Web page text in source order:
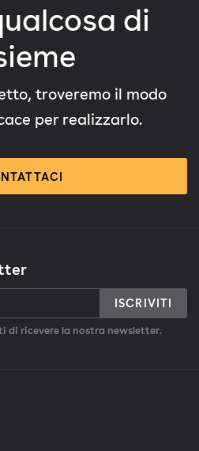
di
troveremo il modo
per realizzarlo.
ISCRIVITI
di ricevere la nostra newsletter.